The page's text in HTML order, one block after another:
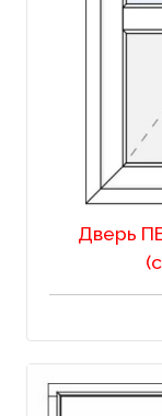
Дверь